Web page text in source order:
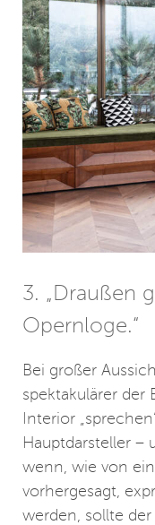
3. „Draußen
Opernloge.“
Bei großer
spektakulärer der
Interior
Hauptdarsteller –
wenn, wie von
vorhergesagt,
werden, sollte